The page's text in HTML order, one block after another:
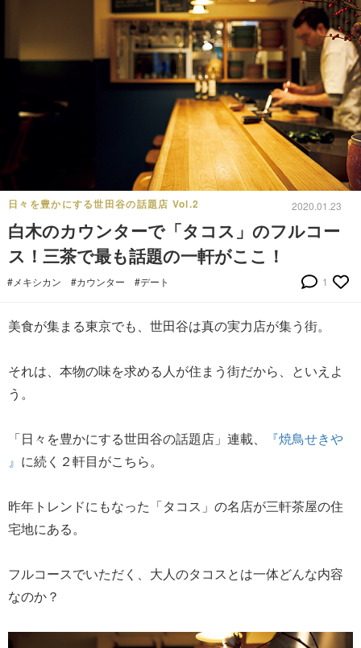
日々を豊かにする世田谷の話題店 Vol.2 2020.01.23
白木のカウンターで「タコス」のフルコー
ス！三茶で最も話題の一軒がここ！
#メキシカン #カウンター #デート 1
美食が集まる東京でも、世田谷は真の実力店が集う街。
それは、本物の味を求める人が住まう街だから、といえよ
う。
「日々を豊かにする世田谷の話題店」連載、
『焼鳥せきや
』 に続く２軒目がこちら。
昨年トレンドにもなった「タコス」の名店が三軒茶屋の住
宅地にある。
フルコースでいただく、大人のタコスとは一体どんな内容
なのか？